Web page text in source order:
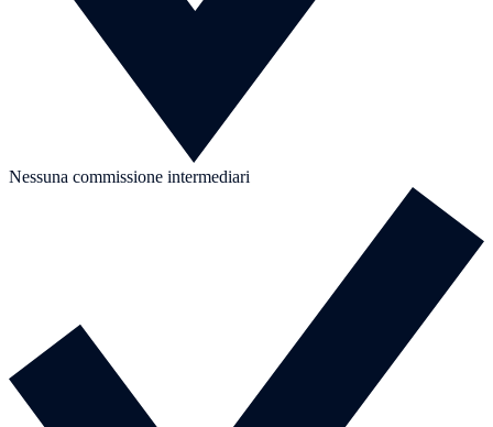
Nessuna commissione intermediari